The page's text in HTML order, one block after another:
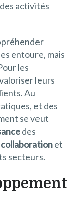
activités
entoure, mais
les
leurs
Au
et des
se veut
des
collaborationet
secteurs.